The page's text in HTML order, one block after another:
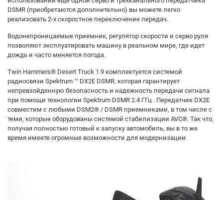
DSMR (приобретаются дополнительно) вы можете легко
реализовать 2-х скоростное переключение передач.
Водонепроницаемые приемник, регулятор скорости и серво руля
позволяют эксплуатировать машину в реальном мире, где идет
дождь и часто меняется погода.
Twin Hammers® Desert Truck 1.9 комплектуется системой
радиосвязи Spektrum ™ DX2E DSMR, которая гарантирует
непревзойденную безопасность и надежность передачи сигнала
при помощи технологии Spektrum DSMR 2.4 ГГц . Передатчик DX2E
совместим с любыми DSM2® / DSMR приемниками, в том числе с
теми, которые оборудованы системой стабилизации AVC®. Так что,
получая полностью готовый к запуску автомобиль, вы в то же
время имеете огромные возможности для модернизации.